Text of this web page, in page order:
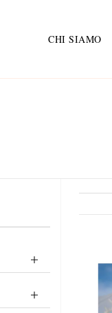
CHI SIAMO